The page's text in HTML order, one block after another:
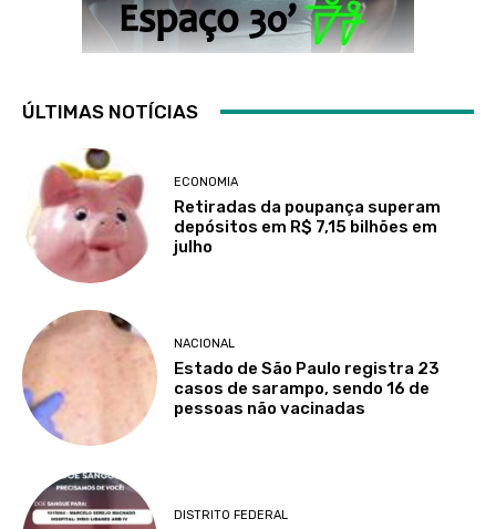
ÚLTIMAS NOTÍCIAS
ECONOMIA
Retiradas da poupança superam
depósitos em R$ 7,15 bilhões em
julho
NACIONAL
Estado de São Paulo registra 23
casos de sarampo, sendo 16 de
pessoas não vacinadas
DISTRITO FEDERAL